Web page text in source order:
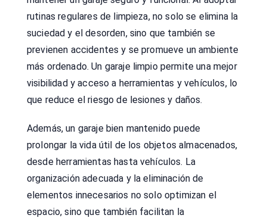
rutinas regulares de limpieza, no solo se elimina la
suciedad y el desorden, sino que también se
previenen accidentes y se promueve un ambiente
más ordenado. Un garaje limpio permite una mejor
visibilidad y acceso a herramientas y vehículos, lo
que reduce el riesgo de lesiones y daños.
Además, un garaje bien mantenido puede
prolongar la vida útil de los objetos almacenados,
desde herramientas hasta vehículos. La
organización adecuada y la eliminación de
elementos innecesarios no solo optimizan el
espacio, sino que también facilitan la